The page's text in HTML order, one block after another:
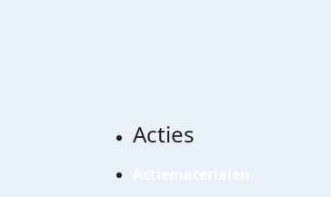
Acties